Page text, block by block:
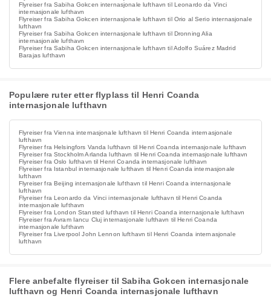
Flyreiser fra Sabiha Gokcen internasjonale lufthavn til Leonardo da Vinci
internasjonale lufthavn
Flyreiser fra Sabiha Gokcen internasjonale lufthavn til Orio al Serio internasjonale
lufthavn
Flyreiser fra Sabiha Gokcen internasjonale lufthavn til Dronning Alia
internasjonale lufthavn
Flyreiser fra Sabiha Gokcen internasjonale lufthavn til Adolfo Suárez Madrid
Barajas lufthavn
Populære ruter etter flyplass til Henri Coanda
internasjonale lufthavn
Flyreiser fra Vienna internasjonale lufthavn til Henri Coanda internasjonale
lufthavn
Flyreiser fra Helsingfors Vanda lufthavn til Henri Coanda internasjonale lufthavn
Flyreiser fra Stockholm Arlanda lufthavn til Henri Coanda internasjonale lufthavn
Flyreiser fra Oslo lufthavn til Henri Coanda internasjonale lufthavn
Flyreiser fra Istanbul internasjonale lufthavn til Henri Coanda internasjonale
lufthavn
Flyreiser fra Beijing internasjonale lufthavn til Henri Coanda internasjonale
lufthavn
Flyreiser fra Leonardo da Vinci internasjonale lufthavn til Henri Coanda
internasjonale lufthavn
Flyreiser fra London Stansted lufthavn til Henri Coanda internasjonale lufthavn
Flyreiser fra Avram Iancu Cluj internasjonale lufthavn til Henri Coanda
internasjonale lufthavn
Flyreiser fra Liverpool John Lennon lufthavn til Henri Coanda internasjonale
lufthavn
Flere anbefalte flyreiser til Sabiha Gokcen internasjonale
lufthavn og Henri Coanda internasjonale lufthavn